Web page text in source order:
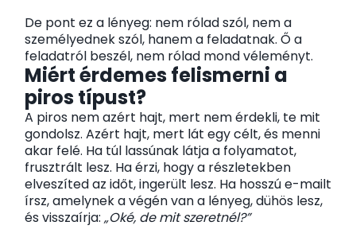
De pont ez a lényeg: nem rólad szól, nem a
személyednek szól, hanem a feladatnak. Ő a
feladatról beszél, nem rólad mond véleményt.
Miért érdemes felismerni a
piros típust?
A piros nem azért hajt, mert nem érdekli, te mit
gondolsz. Azért hajt, mert lát egy célt, és menni
akar felé. Ha túl lassúnak látja a folyamatot,
frusztrált lesz. Ha érzi, hogy a részletekben
elveszíted az időt, ingerült lesz. Ha hosszú e-mailt
írsz, amelynek a végén van a lényeg, dühös lesz,
és visszaírja: „Oké, de mit szeretnél?”